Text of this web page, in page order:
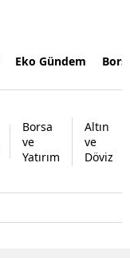
Eko Gündem
Borsa
ve
Yatırım
Altın
ve
Döviz